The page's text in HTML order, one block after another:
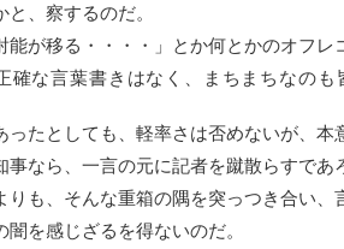
と、察するのだ。
能が移る・・・・」とか何とかのオフレ
確な言葉書きはなく、まちまちなのも
ったとしても、軽率さは否めないが、本
事なら、一言の元に記者を蹴散らすであ
りも、そんな重箱の隅を突っつき合い、
闇を感じざるを得ないのだ。